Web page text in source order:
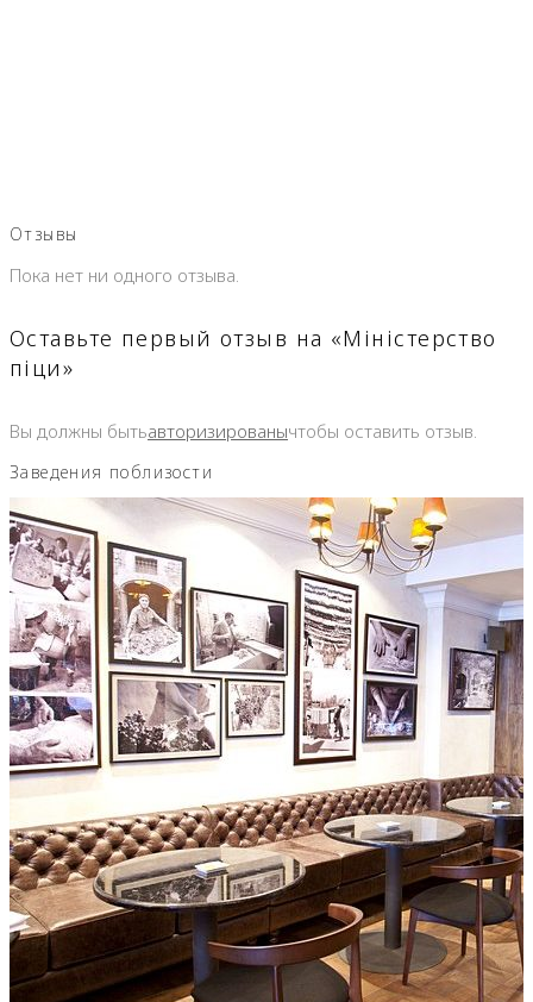
Отзывы
Пока нет ни одного отзыва.
Оставьте первый отзыв на «Міністерство
піци»
Вы должны бытьавторизированычтобы оставить отзыв.
Заведения поблизости